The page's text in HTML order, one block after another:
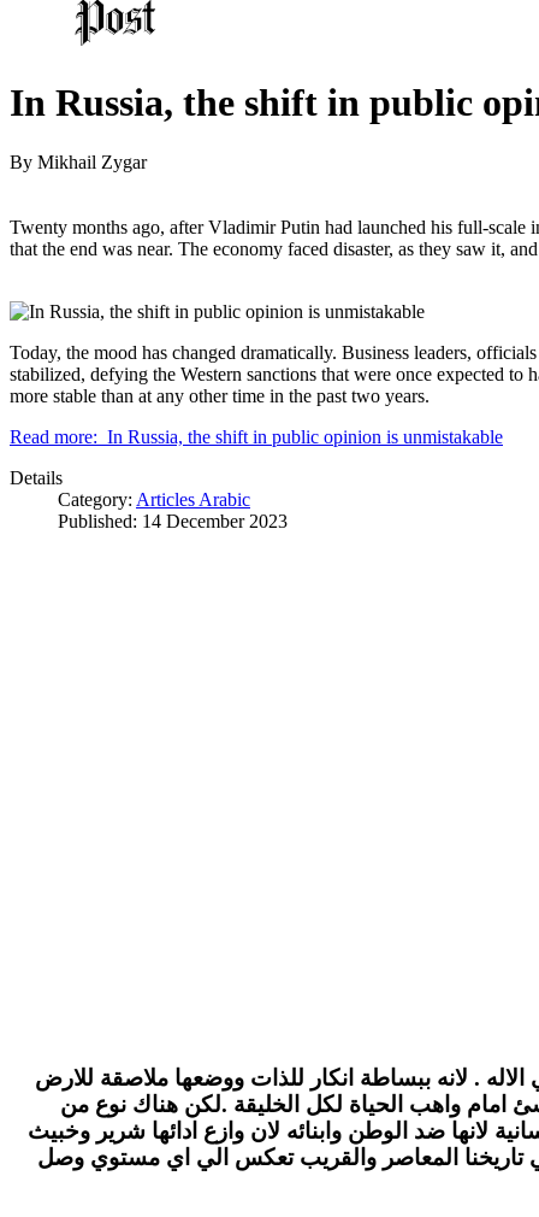
In Russia, the shift in public
By Mikhail Zygar
Twenty months ago, after Vladimir Putin had launched his full-
that the end was near. The economy faced disaster, as they saw it,
Today, the mood has changed dramatically. Business leaders,
stabilized, defying the Western sanctions that were once expected to
more stable than at any other time in the past two years.
Read more: In Russia, the shift in public opinion is unmistakable
Details
Category: Articles Arabic
Published: 14 December 2023
. لانه ببساطة انكار للذات ووضعها ملاصقة للارض
امام واهب الحياة لكل الخليقة .لكن هناك نوع من
لانها ضد الوطن وابنائه لان وازع ادائها شرير وخبيث
تاريخنا المعاصر والقريب تعكس الي اي مستوي وصل